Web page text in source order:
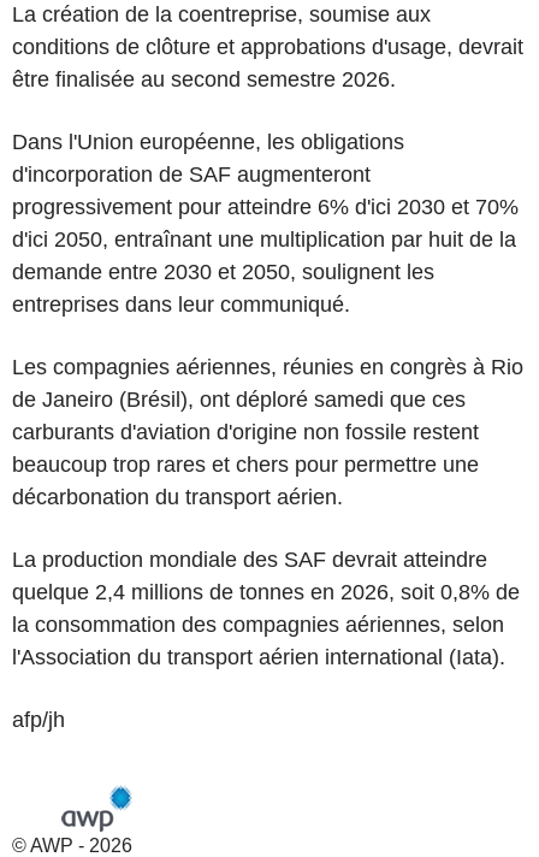
La création de la coentreprise, soumise aux
conditions de clôture et approbations d'usage, devrait
être finalisée au second semestre 2026.
Dans l'Union européenne, les obligations
d'incorporation de SAF augmenteront
progressivement pour atteindre 6% d'ici 2030 et 70%
d'ici 2050, entraînant une multiplication par huit de la
demande entre 2030 et 2050, soulignent les
entreprises dans leur communiqué.
Les compagnies aériennes, réunies en congrès à Rio
de Janeiro (Brésil), ont déploré samedi que ces
carburants d'aviation d'origine non fossile restent
beaucoup trop rares et chers pour permettre une
décarbonation du transport aérien.
La production mondiale des SAF devrait atteindre
quelque 2,4 millions de tonnes en 2026, soit 0,8% de
la consommation des compagnies aériennes, selon
l'Association du transport aérien international (Iata).
afp/jh
© AWP - 2026